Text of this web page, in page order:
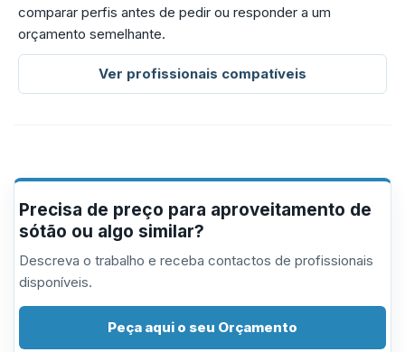
comparar perfis antes de pedir ou responder a um
orçamento semelhante.
Ver profissionais compatíveis
Precisa de preço para aproveitamento de
sótão ou algo similar?
Descreva o trabalho e receba contactos de profissionais
disponíveis.
Peça aqui o seu Orçamento